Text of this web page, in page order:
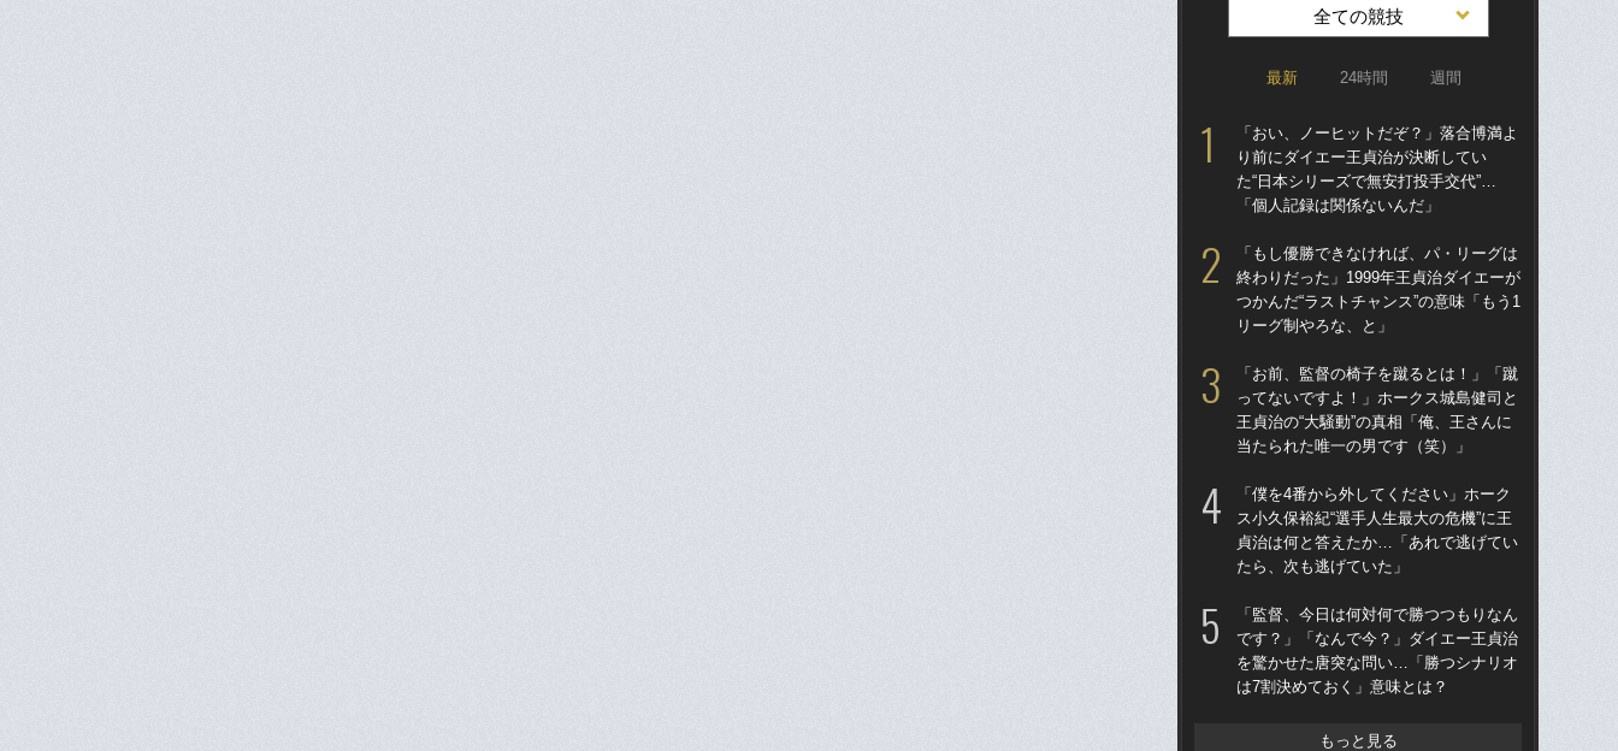
全ての競技
最新 24時間 週間
「おい、ノーヒットだぞ？」落合博満よ
り前にダイエー王貞治が決断してい
た“日本シリーズで無安打投手交代”…
「個人記録は関係ないんだ」
「もし優勝できなければ、パ・リーグは
終わりだった」1999年王貞治ダイエーが
つかんだ“ラストチャンス”の意味「もう1
リーグ制やろな、と」
「お前、監督の椅子を蹴るとは！」「蹴
ってないですよ！」ホークス城島健司と
王貞治の“大騒動”の真相「俺、王さんに
当たられた唯一の男です（笑）」
「僕を4番から外してください」ホーク
ス小久保裕紀“選手人生最大の危機”に王
貞治は何と答えたか…「あれで逃げてい
たら、次も逃げていた」
「監督、今日は何対何で勝つつもりなん
です？」「なんで今？」ダイエー王貞治
を驚かせた唐突な問い…「勝つシナリオ
は7割決めておく」意味とは？
もっと見る